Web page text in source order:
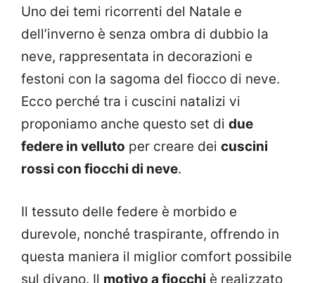
Uno dei temi ricorrenti del Natale e
dell’inverno è senza ombra di dubbio la
neve, rappresentata in decorazioni e
festoni con la sagoma del fiocco di neve.
Ecco perché tra i cuscini natalizi vi
proponiamo anche questo set di due
federe in velluto per creare dei cuscini
rossi con fiocchi di neve.
Il tessuto delle federe è morbido e
durevole, nonché traspirante, offrendo in
questa maniera il miglior comfort possibile
sul divano. Il motivo a fiocchi è realizzato